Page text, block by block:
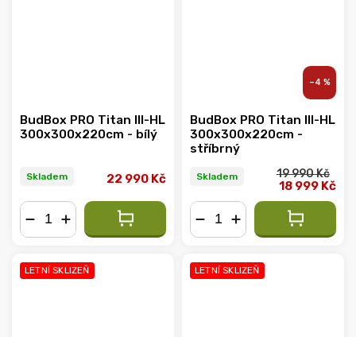
BudBox PRO Titan III-HL
300x300x220cm - bílý
Skladem 22 990 Kč
–4 %
BudBox PRO Titan III-HL
300x300x220cm -
stříbrný
Skladem 19 990 Kč
18 999 Kč
LETNÍ SKLIZEŇ LETNÍ SKLIZEŇ